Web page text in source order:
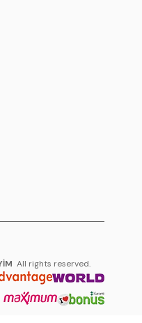
All rights reserved.